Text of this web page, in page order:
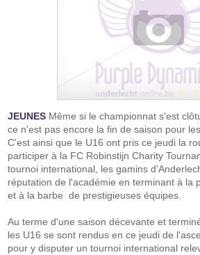
JEUNES Même si le championnat s'est
ce n'est pas encore la fin de saison pour
C'est ainsi que le U16 ont pris ce jeudi la
participer à la FC Robinstijn Charity
tournoi international, les gamins
réputation de l'académie en terminant à la
et à la barbe de prestigieuses équipes.
Au terme d'une saison décevante et
les U16 se sont rendus en ce jeudi de
pour y disputer un tournoi international